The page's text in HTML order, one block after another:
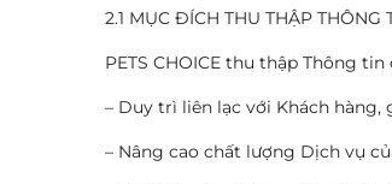
2.1 MỤC ĐÍCH THU THẬP THÔNG
PETS CHOICE thu thập Thông
– Duy trì liên lạc với Khách hàng,
– Nâng cao chất lượng Dịch vụ